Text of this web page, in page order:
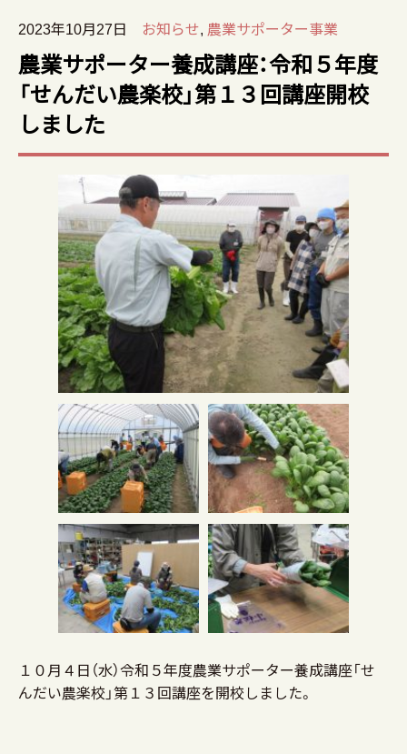
2023年10月27日 お知らせ, 農業サポーター事業
農業サポーター養成講座：令和５年度
「せんだい農楽校」第１３回講座開校
しました
１０月４日（水）令和５年度農業サポーター養成講座「せ
んだい農楽校」第１３回講座を開校しました。